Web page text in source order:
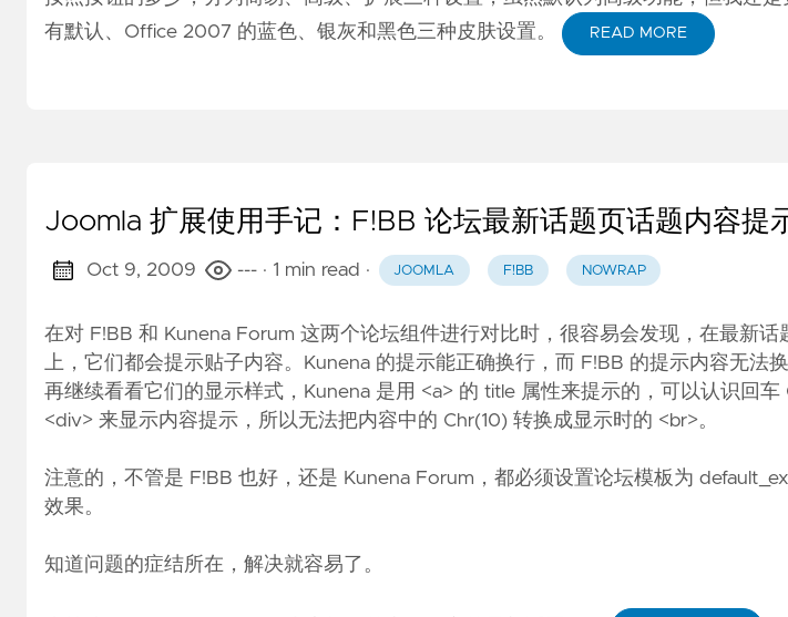
有默认、Office 2007 的蓝色、银灰和黑色三种皮肤设置。
READ MORE
Joomla 扩展使用手记：F!BB 论坛最新话题页话题内容提
Oct 9, 2009 --- · 1 min read · JOOMLA F!BB NOWRAP
在对 F!BB 和 Kunena Forum 这两个论坛组件进行对比时，很容易会发现，在最新
上，它们都会提示贴子内容。Kunena 的提示能正确换行，而 F!BB 的提示内容无法
再继续看看它们的显示样式，Kunena 是用 <a> 的 title 属性来提示的，可以认识回车
<div> 来显示内容提示，所以无法把内容中的 Chr(10) 转换成显示时的 <br>。
注意的，不管是 F!BB 也好，还是 Kunena Forum，都必须设置论坛模板为
效果。
知道问题的症结所在，解决就容易了。